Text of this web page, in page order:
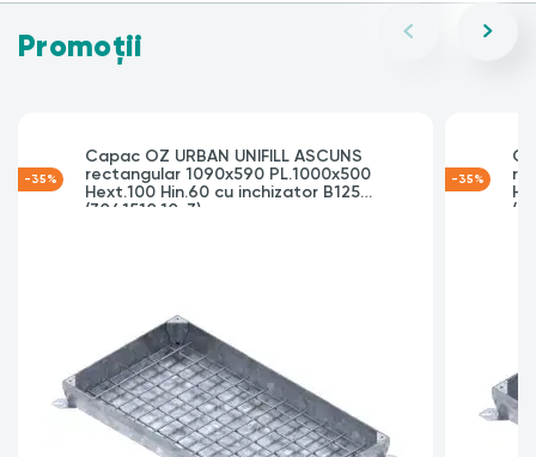
Promoții
-35%
Capac OZ URBAN UNIFILL ASCUNS
rectangular 1090x590 PL.1000x500
Hext.100 Hin.60 cu inchizator B125
(3041510.10-3)
-35%